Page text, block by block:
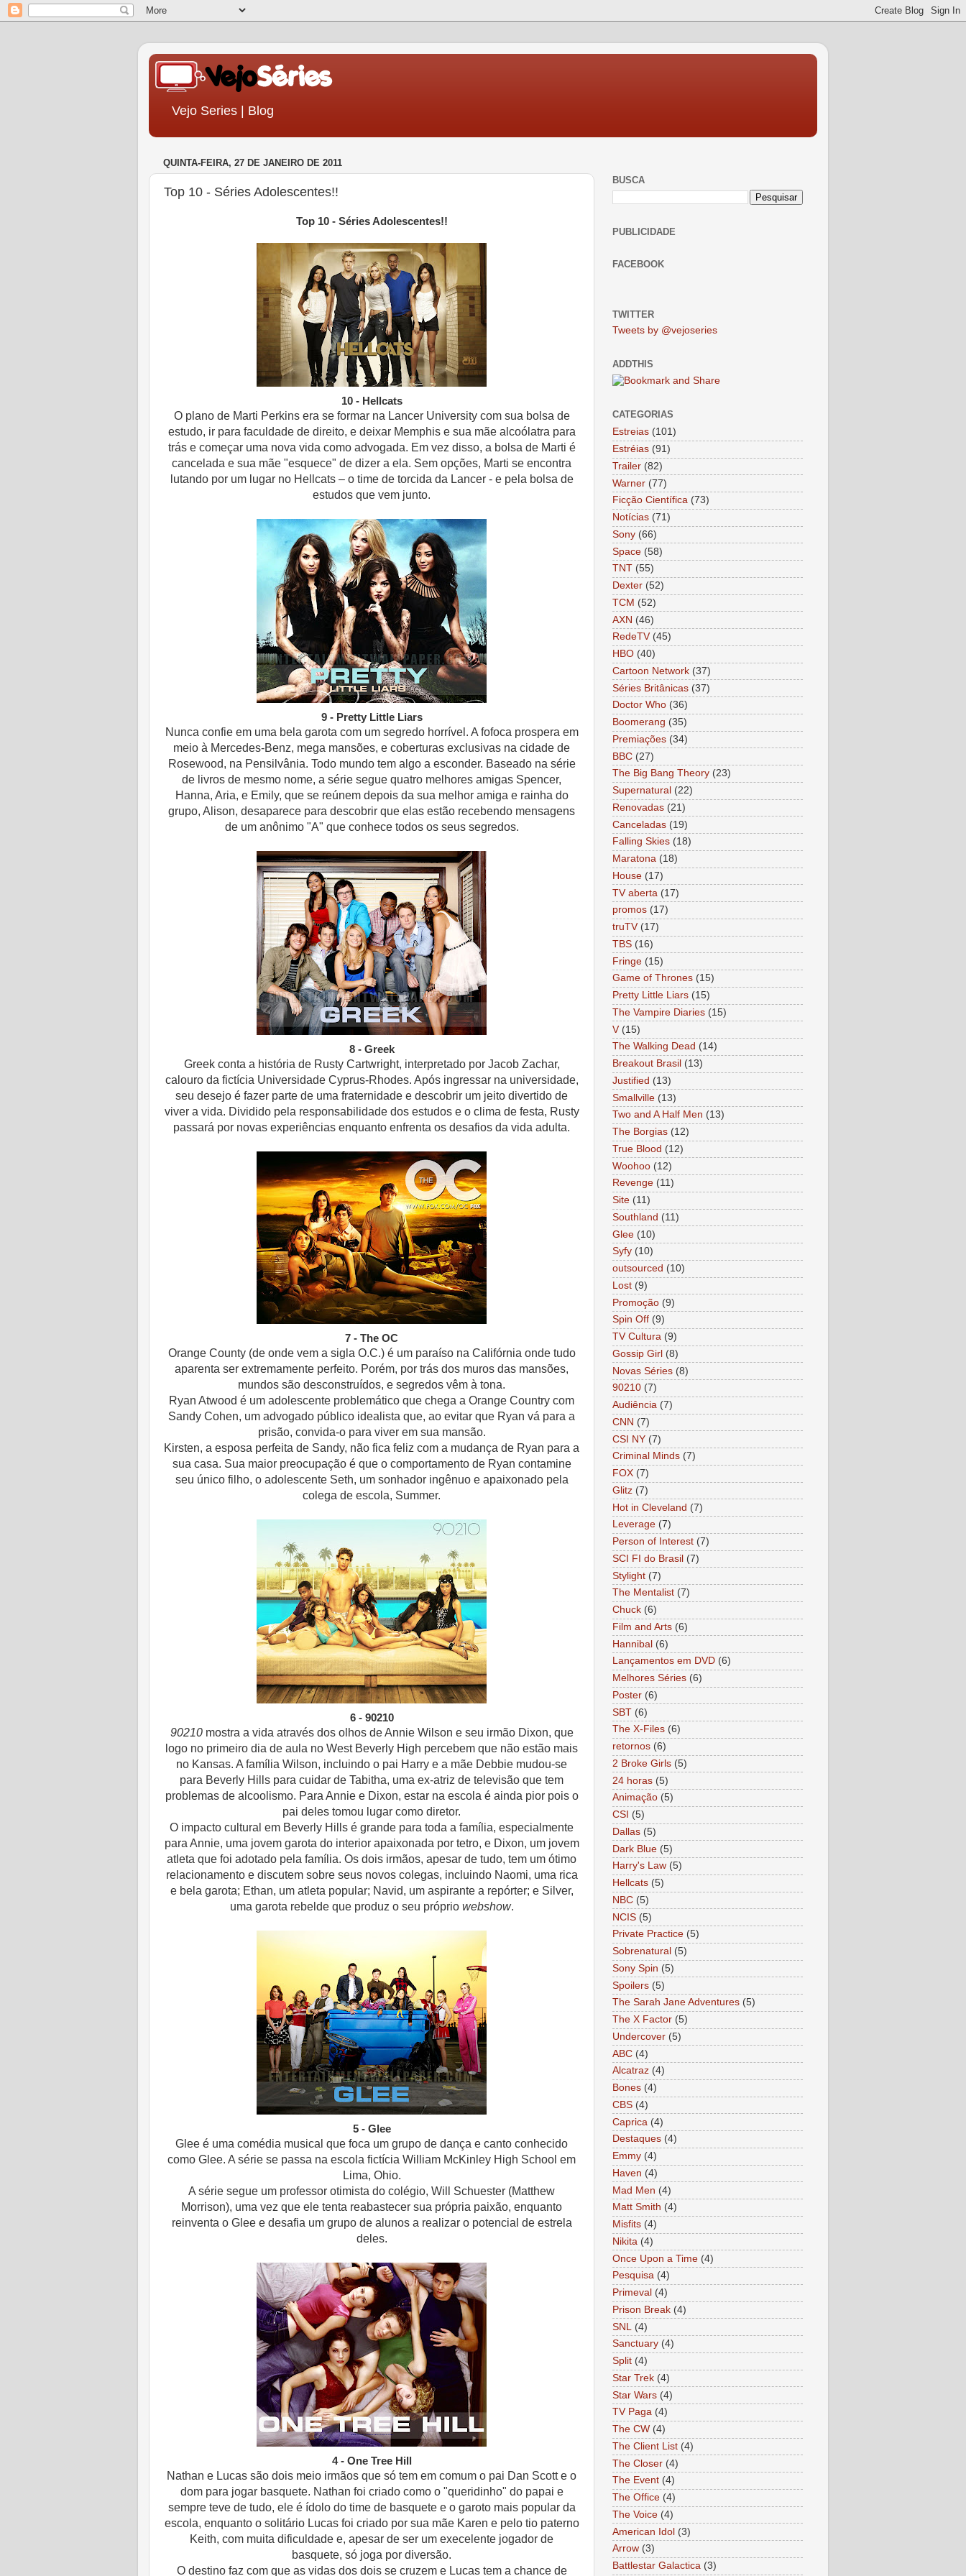
Vejo Series | Blog
QUINTA-FEIRA, 27 DE JANEIRO DE 2011
Top 10 - Séries Adolescentes!!
Top 10 - Séries Adolescentes!!
10 - Hellcats
O plano de Marti Perkins era se formar na Lancer University com sua bolsa de
estudo, ir para faculdade de direito, e deixar Memphis e sua mãe alcoólatra para
trás e começar uma nova vida como advogada. Em vez disso, a bolsa de Marti é
cancelada e sua mãe "esquece" de dizer a ela. Sem opções, Marti se encontra
lutando por um lugar no Hellcats – o time de torcida da Lancer - e pela bolsa de
estudos que vem junto.
9 - Pretty Little Liars
Nunca confie em uma bela garota com um segredo horrível. A fofoca prospera em
meio à Mercedes-Benz, mega mansões, e coberturas exclusivas na cidade de
Rosewood, na Pensilvânia. Todo mundo tem algo a esconder. Baseado na série
de livros de mesmo nome, a série segue quatro melhores amigas Spencer,
Hanna, Aria, e Emily, que se reúnem depois da sua melhor amiga e rainha do
grupo, Alison, desaparece para descobrir que elas estão recebendo mensagens
de um anônimo "A" que conhece todos os seus segredos.
8 - Greek
Greek conta a história de Rusty Cartwright, interpretado por Jacob Zachar,
calouro da fictícia Universidade Cyprus-Rhodes. Após ingressar na universidade,
seu desejo é fazer parte de uma fraternidade e descobrir um jeito divertido de
viver a vida. Dividido pela responsabilidade dos estudos e o clima de festa, Rusty
passará por novas experiências enquanto enfrenta os desafios da vida adulta.
7 - The OC
Orange County (de onde vem a sigla O.C.) é um paraíso na Califórnia onde tudo
aparenta ser extremamente perfeito. Porém, por trás dos muros das mansões,
mundos são desconstruídos, e segredos vêm à tona.
Ryan Atwood é um adolescente problemático que chega a Orange Country com
Sandy Cohen, um advogado público idealista que, ao evitar que Ryan vá para a
prisão, convida-o para viver em sua mansão.
Kirsten, a esposa perfeita de Sandy, não fica feliz com a mudança de Ryan para a
sua casa. Sua maior preocupação é que o comportamento de Ryan contamine
seu único filho, o adolescente Seth, um sonhador ingênuo e apaixonado pela
colega de escola, Summer.
6 - 90210
90210mostra a vida através dos olhos de Annie Wilson e seu irmão Dixon, que
logo no primeiro dia de aula no West Beverly High percebem que não estão mais
no Kansas. A família Wilson, incluindo o pai Harry e a mãe Debbie mudou-se
para Beverly Hills para cuidar de Tabitha, uma ex-atriz de televisão que tem
problemas de alcoolismo. Para Annie e Dixon, estar na escola é ainda pior pois o
pai deles tomou lugar como diretor.
O impacto cultural em Beverly Hills é grande para toda a família, especialmente
para Annie, uma jovem garota do interior apaixonada por tetro, e Dixon, um jovem
atleta que foi adotado pela família. Os dois irmãos, apesar de tudo, tem um ótimo
relacionamento e discutem sobre seus novos colegas, incluindo Naomi, uma rica
e bela garota; Ethan, um atleta popular; Navid, um aspirante a repórter; e Silver,
uma garota rebelde que produz o seu próprio webshow.
5 - Glee
Glee é uma comédia musical que foca um grupo de dança e canto conhecido
como Glee. A série se passa na escola fictícia William McKinley High School em
Lima, Ohio.
A série segue um professor otimista do colégio, Will Schuester (Matthew
Morrison), uma vez que ele tenta reabastecer sua própria paixão, enquanto
reinventa o Glee e desafia um grupo de alunos a realizar o potencial de estrela
deles.
4 - One Tree Hill
Nathan e Lucas são dois meio irmãos que só tem em comum o pai Dan Scott e o
dom para jogar basquete. Nathan foi criado como o "queridinho" do papai e
sempre teve de tudo, ele é ídolo do time de basquete e o garoto mais popular da
escola, enquanto o solitário Lucas foi criado por sua mãe Karen e pelo tio paterno
Keith, com muita dificuldade e, apesar de ser um execelente jogador de
basquete, só joga por diversão.
O destino faz com que as vidas dos dois se cruzem e Lucas tem a chance de
BUSCA
PUBLICIDADE
FACEBOOK
TWITTER
Tweets by @vejoseries
ADDTHIS
CATEGORIAS
Estreias (101)
Estréias (91)
Trailer (82)
Warner (77)
Ficção Científica (73)
Notícias (71)
Sony (66)
Space (58)
TNT (55)
Dexter (52)
TCM (52)
AXN (46)
RedeTV (45)
HBO (40)
Cartoon Network (37)
Séries Britânicas (37)
Doctor Who (36)
Boomerang (35)
Premiações (34)
BBC (27)
The Big Bang Theory (23)
Supernatural (22)
Renovadas (21)
Canceladas (19)
Falling Skies (18)
Maratona (18)
House (17)
TV aberta (17)
promos (17)
truTV (17)
TBS (16)
Fringe (15)
Game of Thrones (15)
Pretty Little Liars (15)
The Vampire Diaries (15)
V (15)
The Walking Dead (14)
Breakout Brasil (13)
Justified (13)
Smallville (13)
Two and A Half Men (13)
The Borgias (12)
True Blood (12)
Woohoo (12)
Revenge (11)
Site (11)
Southland (11)
Glee (10)
Syfy (10)
outsourced (10)
Lost (9)
Promoção (9)
Spin Off (9)
TV Cultura (9)
Gossip Girl (8)
Novas Séries (8)
90210 (7)
Audiência (7)
CNN (7)
CSI NY (7)
Criminal Minds (7)
FOX (7)
Glitz (7)
Hot in Cleveland (7)
Leverage (7)
Person of Interest (7)
SCI FI do Brasil (7)
Stylight (7)
The Mentalist (7)
Chuck (6)
Film and Arts (6)
Hannibal (6)
Lançamentos em DVD (6)
Melhores Séries (6)
Poster (6)
SBT (6)
The X-Files (6)
retornos (6)
2 Broke Girls (5)
24 horas (5)
Animação (5)
CSI (5)
Dallas (5)
Dark Blue (5)
Harry's Law (5)
Hellcats (5)
NBC (5)
NCIS (5)
Private Practice (5)
Sobrenatural (5)
Sony Spin (5)
Spoilers (5)
The Sarah Jane Adventures (5)
The X Factor (5)
Undercover (5)
ABC (4)
Alcatraz (4)
Bones (4)
CBS (4)
Caprica (4)
Destaques (4)
Emmy (4)
Haven (4)
Mad Men (4)
Matt Smith (4)
Misfits (4)
Nikita (4)
Once Upon a Time (4)
Pesquisa (4)
Primeval (4)
Prison Break (4)
SNL
(4)
Sanctuary (4)
Split (4)
Star Trek (4)
Star Wars (4)
TV Paga (4)
The CW (4)
The Client List (4)
The Closer (4)
The Event (4)
The Office (4)
The Voice (4)
American Idol (3)
Arrow (3)
Battlestar Galactica (3)